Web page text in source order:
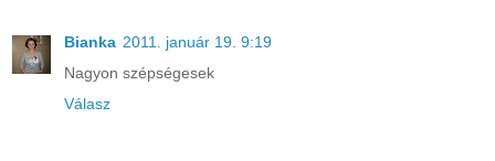
Bianka 2011. január 19. 9:19
Nagyon szépségesek
Válasz